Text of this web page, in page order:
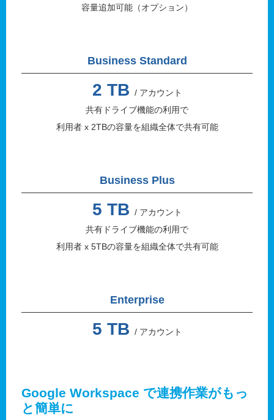
容量追加可能（オプション）
Business Standard
2 TB / アカウント
共有ドライブ機能の利用で
利用者 x 2TBの容量を組織全体で共有可能
Business Plus
5 TB / アカウント
共有ドライブ機能の利用で
利用者 x 5TBの容量を組織全体で共有可能
Enterprise
5 TB / アカウント
Google Workspace で連携作業がもっ
と簡単に